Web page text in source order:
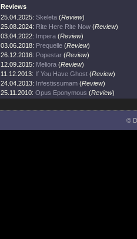
Reviews
25.04.2025: Skeleta (Review)
25.08.2024: Rite Here Rite Now (Review)
03.04.2022: Impera (Review)
03.06.2018: Prequelle (Review)
26.12.2016: Popestar (Review)
12.09.2015: Meliora (Review)
11.12.2013: If You Have Ghost (Review)
24.04.2013: Infestissumam (Review)
25.11.2010: Opus Eponymous (Review)
©